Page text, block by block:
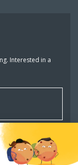
Interested in a